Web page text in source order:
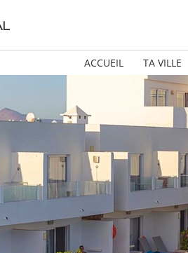
ACCUEIL TA VILLE